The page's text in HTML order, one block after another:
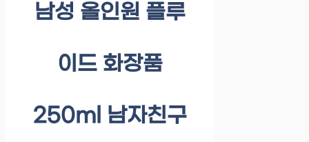
남성 올인원 플루
이드 화장품
250ml 남자친구